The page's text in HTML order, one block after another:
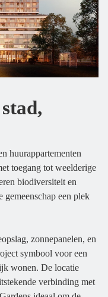
huurappartementen
toegang tot weelderige
biodiversiteit en
gemeenschap een plek
zonnepanelen, en
symbool voor een
wonen. De locatie
verbinding met